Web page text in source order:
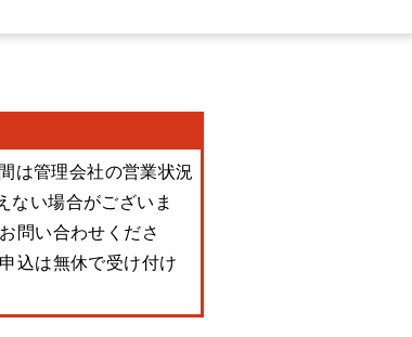
は管理会社の営業状況
ない場合がございま
問い合わせくださ
込は無休で受け付け